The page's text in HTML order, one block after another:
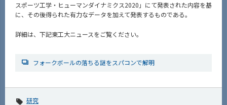
スポーツ工学・ヒューマンダイナミクス2020」にて発表された内容を基
に、その後得られた有力なデータを加えて発表するものである。
詳細は、下記東工大ニュースをご覧ください。
フォークボールの落ちる謎をスパコンで解明
研究
CLOSE